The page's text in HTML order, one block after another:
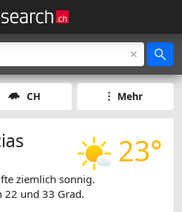
CH Mehr
23°
ziemlich sonnig.
22 und 33 Grad.